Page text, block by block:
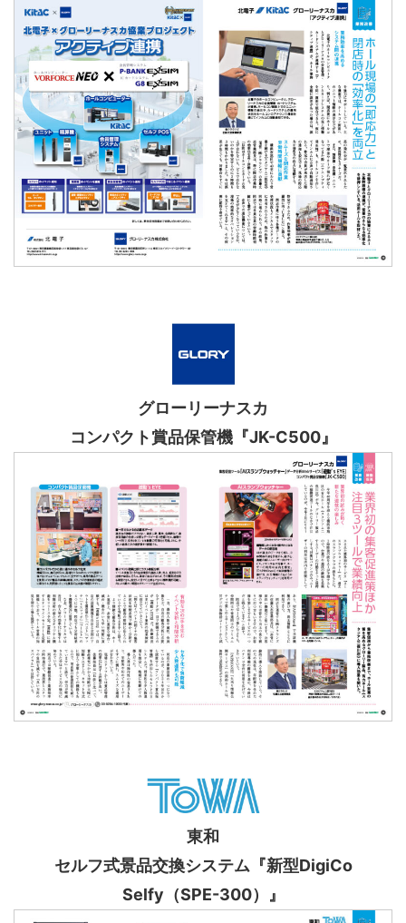
グローリーナスカ
コンパクト賞品保管機『JK-C500』
東和
セルフ式景品交換システム『新型DigiCo
Selfy（SPE-300）』